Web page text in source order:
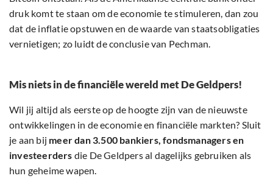
druk komt te staan om de economie te stimuleren, dan zou
dat de inflatie opstuwen en de waarde van staatsobligaties
vernietigen; zo luidt de conclusie van Pechman.
Mis niets in de financiële wereld met De Geldpers!
Wil jij altijd als eerste op de hoogte zijn van de nieuwste
ontwikkelingen in de economie en financiële markten? Sluit
je aan bij meer dan 3.500 bankiers, fondsmanagers en
investeerders die De Geldpers al dagelijks gebruiken als
hun geheime wapen.